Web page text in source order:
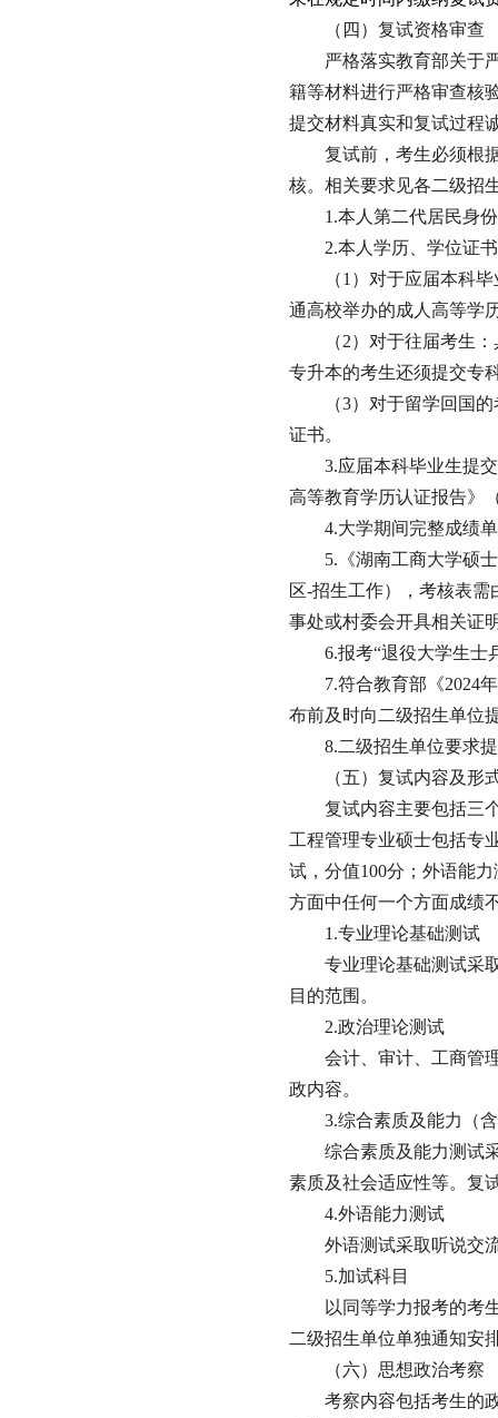
（四）复试资格审查
严格落实教育部关于
籍等材料进行严格审查核
提交材料真实和复试过程
复试前，考生必须根
核。相关要求见各二级招
1.本人第二代居民身
2.本人学历、学位证
（1）对于应届本科
通高校举办的成人高等学
（2）对于往届考生
专升本的考生还须提交专
（3）对于留学回国
证书。
3.应届本科毕业生提
高等教育学历认证报告》
4.大学期间完整成绩
5.《湖南工商大学硕
区-招生工作），考核表
事处或村委会开具相关证
6.报考“退役大学生士
7.符合教育部《2024
布前及时向二级招生单位
8.二级招生单位要求
（五）复试内容及形
复试内容主要包括三
工程管理专业硕士包括专
试，分值100分；外语能
方面中任何一个方面成绩
1.专业理论基础测试
专业理论基础测试采
目的范围。
2.政治理论测试
会计、审计、工商管
政内容。
3.综合素质及能力（
综合素质及能力测试
素质及社会适应性等。复
4.外语能力测试
外语测试采取听说交
5.加试科目
以同等学力报考的考
二级招生单位单独通知安
（六）思想政治考察
考察内容包括考生的